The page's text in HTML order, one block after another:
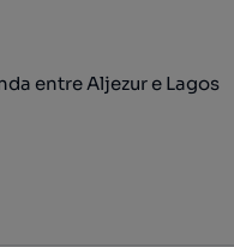
entre Aljezur e Lagos